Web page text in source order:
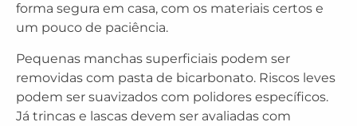
forma segura em casa, com os materiais certos e
um pouco de paciência.
Pequenas manchas superficiais podem ser
removidas com pasta de bicarbonato. Riscos leves
podem ser suavizados com polidores específicos.
Já trincas e lascas devem ser avaliadas com